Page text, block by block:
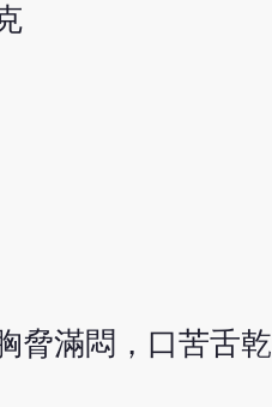
脅滿悶，口苦舌乾